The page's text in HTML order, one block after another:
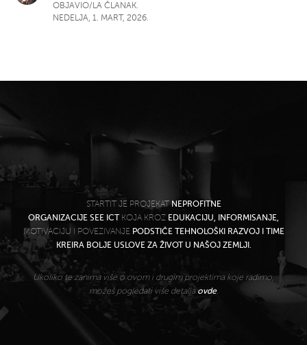
OBJAVIO/LA ČLANAK.
NEDELJA, 1. MART, 2026.
STARTIT JE PROJEKAT NEPROFITNE
ORGANIZACIJE SEE ICTKOJA KROZ EDUKACIJU, INFORMISANJE,
MOTIVACIJU I POVEZIVANJE PODSTIČE TEHNOLOŠKI RAZVOJ I TIME
KREIRA BOLJE USLOVE ZA ŽIVOT U NAŠOJ ZEMLJI.
Ukoliko te zanima više o ovom i drugim projektima koje radimo,
možeš pogledati više detalja ovde.